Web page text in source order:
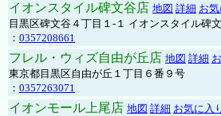
イオンスタイル碑文谷店 地図 詳細 お
目黒区碑文谷４丁目１-１ イオンスタイル碑
： 0357208661
フレル・ウィズ自由が丘店 地図 詳細
東京都目黒区自由が丘１丁目６番９号
： 0357263071
イオンモール上尾店 地図 詳細 お気に入